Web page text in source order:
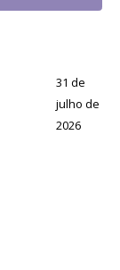
31 de
julho de
2026